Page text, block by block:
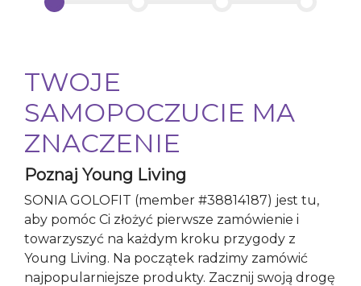
TWOJE
SAMOPOCZUCIE MA
ZNACZENIE
Poznaj Young Living
SONIA GOLOFIT (member #38814187) jest tu,
aby pomóc Ci złożyć pierwsze zamówienie i
towarzyszyć na każdym kroku przygody z
Young Living. Na początek radzimy zamówić
najpopularniejsze produkty. Zacznij swoją drogę